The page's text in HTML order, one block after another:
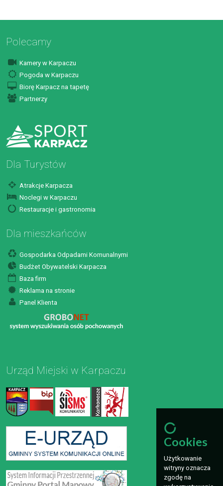
Polecamy
Kamery w Karpaczu
Pogoda w Karpaczu
Biorę Karpacz na tapetę
Partnerzy
Dla Turystów
Atrakcje Karpacza
Noclegi w Karpaczu
Restauracje i gastronomia
Dla mieszkańców
Gospodarka Odpadami Komunalnymi
Budżet Obywatelski Karpacza
Baza firm
Reklama na stronie
Panel Klienta
Urząd Miejski w Karpaczu
Cookies
Użytkowanie
witryny oznacza
zgodę na